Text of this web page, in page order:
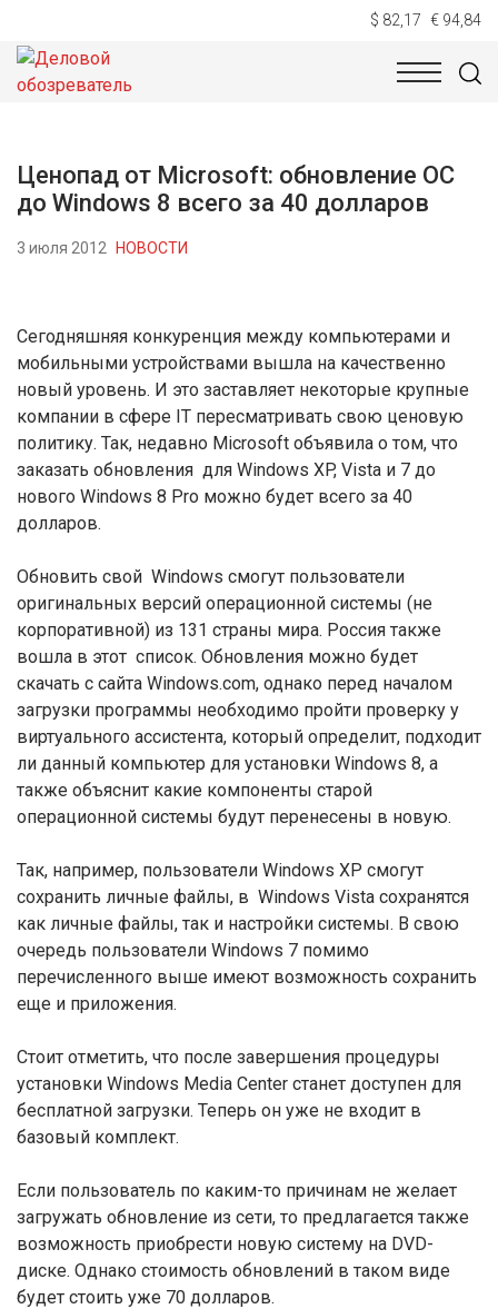
$ 82,17 € 94,84
НОВОСТИ
Ценопад от Microsoft: обновление ОС
до Windows 8 всего за 40 долларов
3 июля 2012 НОВОСТИ
Сегодняшняя конкуренция между компьютерами и
мобильными устройствами вышла на качественно
новый уровень. И это заставляет некоторые крупные
компании в сфере IT пересматривать свою ценовую
политику. Так, недавно Microsoft объявила о том, что
заказать обновления для Windows XP, Vista и 7 до
нового Windows 8 Pro можно будет всего за 40
долларов.
Обновить свой Windows смогут пользователи
оригинальных версий операционной системы (не
корпоративной) из 131 страны мира. Россия также
вошла в этот список. Обновления можно будет
скачать с сайта Windows.com, однако перед началом
загрузки программы необходимо пройти проверку у
виртуального ассистента, который определит, подходит
ли данный компьютер для установки Windows 8, а
также объяснит какие компоненты старой
операционной системы будут перенесены в новую.
Так, например, пользователи Windows XP смогут
сохранить личные файлы, в Windows Vista сохранятся
как личные файлы, так и настройки системы. В свою
очередь пользователи Windows 7 помимо
перечисленного выше имеют возможность сохранить
еще и приложения.
Стоит отметить, что после завершения процедуры
установки Windows Media Center станет доступен для
бесплатной загрузки. Теперь он уже не входит в
базовый комплект.
Если пользователь по каким-то причинам не желает
загружать обновление из сети, то предлагается также
возможность приобрести новую систему на DVD-
диске. Однако стоимость обновлений в таком виде
будет стоить уже 70 долларов.